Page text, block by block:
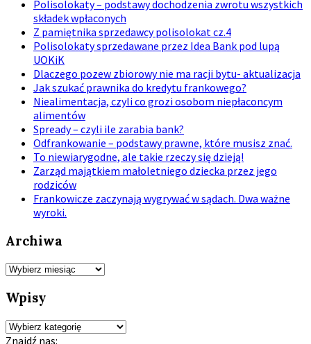
Polisolokaty – podstawy dochodzenia zwrotu wszystkich
składek wpłaconych
Z pamiętnika sprzedawcy polisolokat cz.4
Polisolokaty sprzedawane przez Idea Bank pod lupą
UOKiK
Dlaczego pozew zbiorowy nie ma racji bytu- aktualizacja
Jak szukać prawnika do kredytu frankowego?
Niealimentacja, czyli co grozi osobom niepłaconcym
alimentów
Spready – czyli ile zarabia bank?
Odfrankowanie – podstawy prawne, które musisz znać.
To niewiarygodne, ale takie rzeczy się dzieją!
Zarząd majątkiem małoletniego dziecka przez jego
rodziców
Frankowicze zaczynają wygrywać w sądach. Dwa ważne
wyroki.
Archiwa
Archiwa
Wpisy
Wpisy
Znajdź nas: